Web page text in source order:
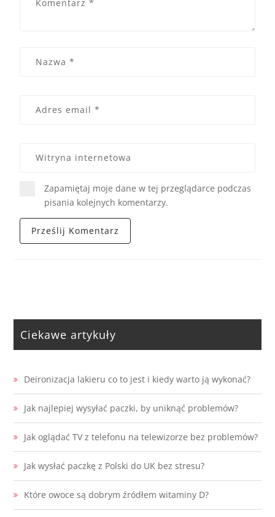
Zapamiętaj moje dane w tej przeglądarce podczas
pisania kolejnych komentarzy.
Ciekawe artykuły
Deironizacja lakieru co to jest i kiedy warto ją wykonać?
Jak najlepiej wysyłać paczki, by uniknąć problemów?
Jak oglądać TV z telefonu na telewizorze bez problemów?
Jak wysłać paczkę z Polski do UK bez stresu?
Które owoce są dobrym źródłem witaminy D?